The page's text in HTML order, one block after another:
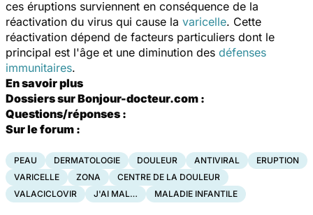
ces éruptions surviennent en conséquence de la
réactivation du virus qui cause la varicelle. Cette
réactivation dépend de facteurs particuliers dont le
principal est l'âge et une diminution des défenses
immunitaires.
En savoir plus
Dossiers sur Bonjour-docteur.com :
Questions/réponses :
Sur le forum :
PEAU DERMATOLOGIE DOULEUR ANTIVIRAL
ERUPTION
VARICELLE
ZONA
CENTRE DE LA DOULEUR
VALACICLOVIR
J'AI MAL… MALADIE INFANTILE